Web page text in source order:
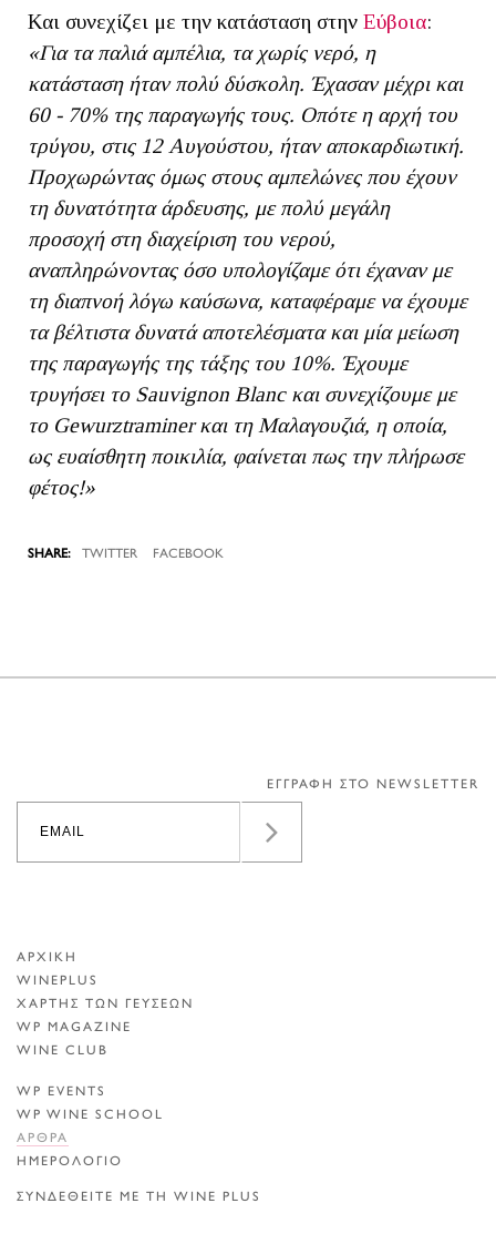
Και συνεχίζει με την κατάσταση στην Εύβοια:
«Για τα παλιά αμπέλια, τα χωρίς νερό, η
κατάσταση ήταν πολύ δύσκολη. Έχασαν μέχρι και
60 - 70% της παραγωγής τους. Οπότε η αρχή του
τρύγου, στις 12 Αυγούστου, ήταν αποκαρδιωτική.
Προχωρώντας όμως στους αμπελώνες που έχουν
τη δυνατότητα άρδευσης, με πολύ μεγάλη
προσοχή στη διαχείριση του νερού,
αναπληρώνοντας όσο υπολογίζαμε ότι έχαναν με
τη διαπνοή λόγω καύσωνα, καταφέραμε να έχουμε
τα βέλτιστα δυνατά αποτελέσματα και μία μείωση
της παραγωγής της τάξης του 10%. Έχουμε
τρυγήσει το Sauvignon Blanc και συνεχίζουμε με
το Gewurztraminer και τη Μαλαγουζιά, η οποία,
ως ευαίσθητη ποικιλία, φαίνεται πως την πλήρωσε
φέτος!»
TWITTER FACEBOOK
ΕΓΓΡΑΦΗ ΣΤΟ NEWSLETTER
ΑΡΧΙΚΗ
WINEPLUS
ΧΑΡΤΗΣ ΤΩΝ ΓΕΥΣΕΩΝ
WP MAGAZINE
WINE CLUB
WP EVENTS
WP WINE SCHOOL
ΑΡΘΡΑ
ΗΜΕΡΟΛΟΓΙΟ
ΣΥΝΔΕΘΕΙΤΕ ΜΕ ΤΗ WINE PLUS